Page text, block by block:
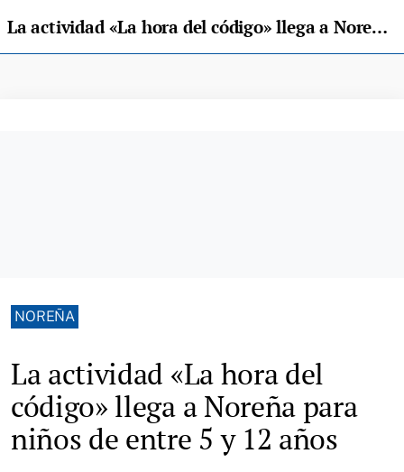
La actividad «La hora del código» llega a Noreña para niños de entre 5 y 12 años
NOREÑA
La actividad «La hora del
código» llega a Noreña para
niños de entre 5 y 12 años